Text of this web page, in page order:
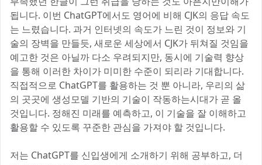
됩니다. 이번 ChatGPT에서도 영어에 비해 CJK의 응답 속도
는 느렸습니다. 과거 인터넷의 속도가 느린 것이 정보와 기
술의 장벽을 만들듯, 새로운 세상에서 CJK가 뒤쳐질 것임을
예고한 것은 아닐까 다소 우려되지만, 동시에 기술력 향상
을 통해 이러한 차이가 미미한 수준이 되리라 기대합니다.
직접적으로 ChatGPT를 활용하는 것 뿐 아니라, 우리의 삶
의 곳곳에 생성모델 기반의 기술이 작동하는시대가 곧 올
것입니다. 정해진 미래를 예측하고, 이 기술을 잘 이해하고
활용할 수 있도록 꾸준한 관심을 가져야 할 것입니다.
저는 ChatGPT를 신입생에게 소개하기 위해 공부하고, 더